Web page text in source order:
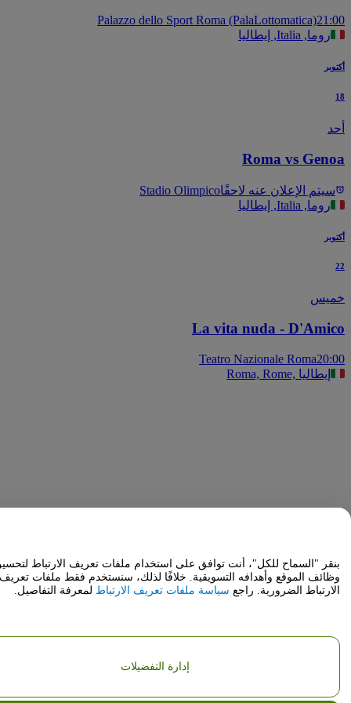
Palazzo dello Sport Roma (PalaLottomatica)
روما, Italia, إيطاليا
Roma vs
الإعلان عنه لاحقًاStadio Olimpico
روما, Italia, إيطاليا
La vita nuda -
Teatro Nazionale Roma
Roma, Rome, إيطاليا
"السماح للكل"، أنت توافق على استخدام ملفات تعريف الارتباط لتحسين
الموقع وأهدافه التسويقية. خلافًا لذلك، سنستخدم فقط ملفات تعريف
الضرورية. راجع سياسة ملفات تعريف الارتباطلمعرفة التفاصيل.
إدارة التفضيلات